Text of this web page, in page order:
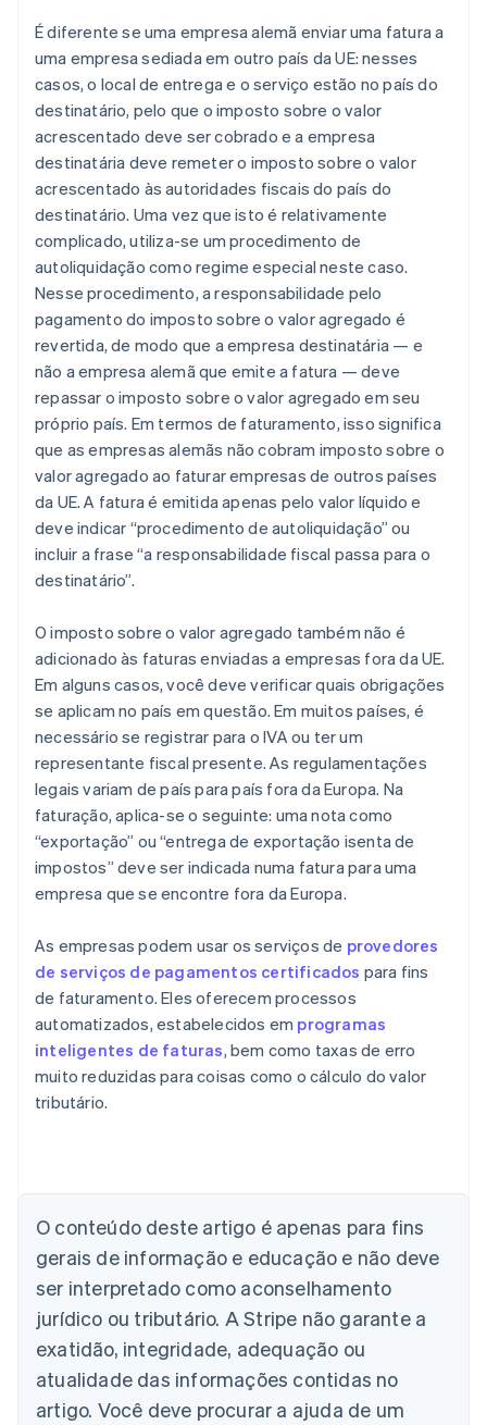
É diferente se uma empresa alemã enviar uma fatura a
uma empresa sediada em outro país da UE: nesses
casos, o local de entrega e o serviço estão no país do
destinatário, pelo que o imposto sobre o valor
acrescentado deve ser cobrado e a empresa
destinatária deve remeter o imposto sobre o valor
acrescentado às autoridades fiscais do país do
destinatário. Uma vez que isto é relativamente
complicado, utiliza-se um procedimento de
autoliquidação como regime especial neste caso.
Nesse procedimento, a responsabilidade pelo
pagamento do imposto sobre o valor agregado é
revertida, de modo que a empresa destinatária — e
não a empresa alemã que emite a fatura — deve
repassar o imposto sobre o valor agregado em seu
próprio país. Em termos de faturamento, isso significa
que as empresas alemãs não cobram imposto sobre o
valor agregado ao faturar empresas de outros países
da UE. A fatura é emitida apenas pelo valor líquido e
deve indicar “procedimento de autoliquidação” ou
incluir a frase “a responsabilidade fiscal passa para o
destinatário”.
O imposto sobre o valor agregado também não é
adicionado às faturas enviadas a empresas fora da UE.
Em alguns casos, você deve verificar quais obrigações
se aplicam no país em questão. Em muitos países, é
necessário se registrar para o IVA ou ter um
representante fiscal presente. As regulamentações
legais variam de país para país fora da Europa. Na
faturação, aplica-se o seguinte: uma nota como
“exportação” ou “entrega de exportação isenta de
impostos” deve ser indicada numa fatura para uma
empresa que se encontre fora da Europa.
As empresas podem usar os serviços de provedores
de serviços de pagamentos certificados para fins
de faturamento. Eles oferecem processos
automatizados, estabelecidos em programas
inteligentes de faturas, bem como taxas de erro
muito reduzidas para coisas como o cálculo do valor
tributário.
O conteúdo deste artigo é apenas para fins
gerais de informação e educação e não deve
ser interpretado como aconselhamento
jurídico ou tributário. A Stripe não garante a
exatidão, integridade, adequação ou
atualidade das informações contidas no
artigo. Você deve procurar a ajuda de um
Austrália
Áustria
DeutschEnglish
Bélgica
English
Brasil
PortuguêsEnglish
Bulgária
English